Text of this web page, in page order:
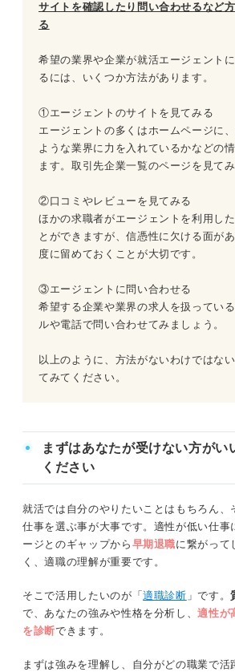
サイトを確認したり問い合わせるなど
る
希望の業界や企業が就活エージェント
るには、いくつか方法があります。
①エージェントのサイトを見てみる
エージェントの多くはホームページに
ような業界に力を入れているかなどの
ます。取引先企業一覧のページを見てみ
②口コミやレビューを見てみる
ほかの求職者がエージェントを利用し
とができますが、信憑性に欠ける面が
度に留めておくことが大切です。
③エージェントに問い合わせる
希望する企業や業界の求人を扱ってい
ルや電話で問い合わせてみましょう。
以上のように、方法がないわけではな
てみてください。
まずはあなたが受けない方がい
ください
就活では自分のやりたいことはもちろん、
仕事を選ぶ事が大事です。適性が低い仕事
ージとのギャップから 早期退職に繋がって
く、適職の理解が重要です。
そこで活用したいのが「適職診断 」です。
で、あなたの強みや性格を分析し、適性が
を診断できます。
まずは強みを理解し、自分がどの職業で活